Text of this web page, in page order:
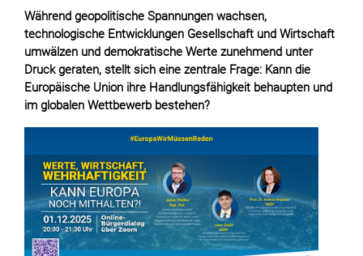
Während geopolitische Spannungen wachsen,
technologische Entwicklungen Gesellschaft und Wirtschaft
umwälzen und demokratische Werte zunehmend unter
Druck geraten, stellt sich eine zentrale Frage: Kann die
Europäische Union ihre Handlungsfähigkeit behaupten und
im globalen Wettbewerb bestehen?